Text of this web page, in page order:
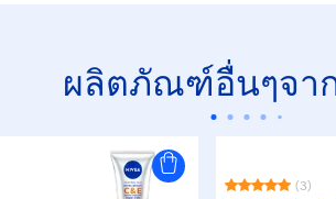
ผลิตภัณฑ์อื่นๆจา
(3)